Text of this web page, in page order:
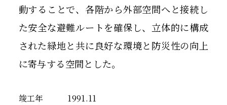
動することで、各階から外部空間へと接続し
た安全な避難ルートを確保し、立体的に構成
された緑地と共に良好な環境と防災性の向上
に寄与する空間とした。
竣工年
1991.11